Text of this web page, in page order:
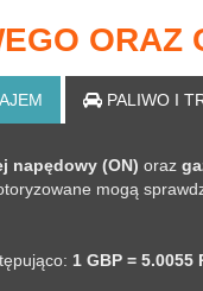
ORAZ
PALIWO I
napędowy (ON) oraz
mogą
1 GBP = 5.0055